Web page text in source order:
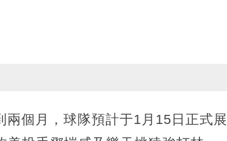
個月，球隊預計于1月15日正式展